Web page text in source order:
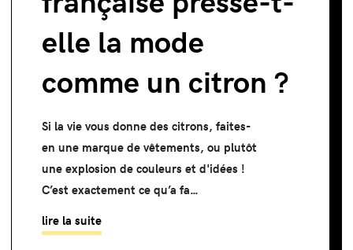
elle la mode
comme un citron ?
Si la vie vous donne des citrons, faites-
en une marque de vêtements, ou plutôt
une explosion de couleurs et d'idées !
C’est exactement ce qu’a fa…
lire la suite